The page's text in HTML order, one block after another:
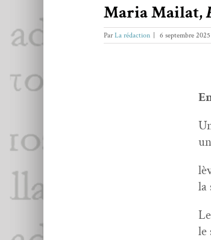
Maria Mailat,
ParLa rédaction 6 septembre 2025
la
le